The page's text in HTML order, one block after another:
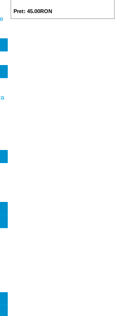
Pret: 45.00RON